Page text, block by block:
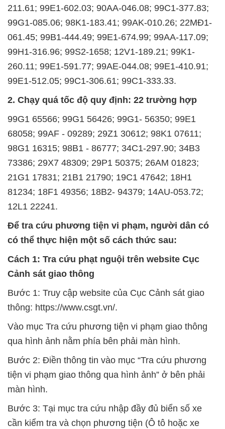
211.61; 99E1-602.03; 90AA-046.08; 99C1-377.83;
99G1-085.06; 98K1-183.41; 99AK-010.26; 22MĐ1-
061.45; 99B1-444.49; 99E1-674.99; 99AA-117.09;
99H1-316.96; 99S2-1658; 12V1-189.21; 99K1-
260.11; 99E1-591.77; 99AE-044.08; 99E1-410.91;
99E1-512.05; 99C1-306.61; 99C1-333.33.
2. Chạy quá tốc độ quy định: 22 trường hợp
99G1 65566; 99G1 56426; 99G1- 56350; 99E1
68058; 99AF - 09289; 29Z1 30612; 98K1 07611;
98G1 16315; 98B1 - 86777; 34C1-297.90; 34B3
73386; 29X7 48309; 29P1 50375; 26AM 01823;
21G1 17831; 21B1 21790; 19C1 47642; 18H1
81234; 18F1 49356; 18B2- 94379; 14AU-053.72;
12L1 22241.
Để tra cứu phương tiện vi phạm, người dân có
có thể thực hiện một số cách thức sau:
Cách 1: Tra cứu phạt nguội trên website Cục
Cảnh sát giao thông
Bước 1: Truy cập website của Cục Cảnh sát giao
thông: https://www.csgt.vn/.
Vào mục Tra cứu phương tiện vi phạm giao thông
qua hình ảnh nằm phía bên phải màn hình.
Bước 2: Điền thông tin vào mục “Tra cứu phương
tiện vi phạm giao thông qua hình ảnh” ở bên phải
màn hình.
Bước 3: Tại mục tra cứu nhập đầy đủ biển số xe
cần kiểm tra và chọn phương tiện (Ô tô hoặc xe